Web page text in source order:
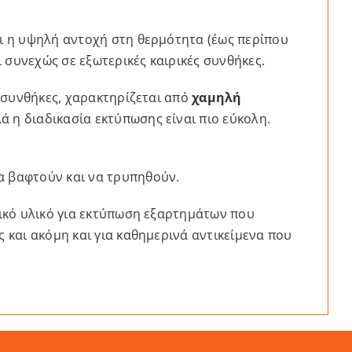
η υψηλή αντοχή στη θερμότητα (έως περίπου
σε εξωτερικές καιρικές συνθήκες.
χαρακτηρίζεται απόχαμηλή
διαδικασία εκτύπωσης είναι πιο εύκολη.
βαφτούν και να τρυπηθούν.
υλικό για εκτύπωση εξαρτημάτων που
ακόμη και για καθημερινά αντικείμενα που